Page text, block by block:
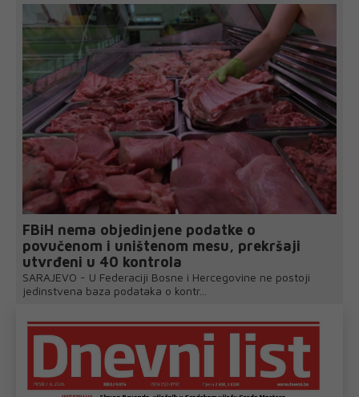
FBiH nema objedinjene podatke o
povučenom i uništenom mesu, prekršaji
utvrđeni u 40 kontrola
SARAJEVO - U Federaciji Bosne i Hercegovine ne postoji
jedinstvena baza podataka o kontr...